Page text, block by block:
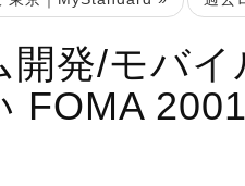
開発/モバ
FOMA